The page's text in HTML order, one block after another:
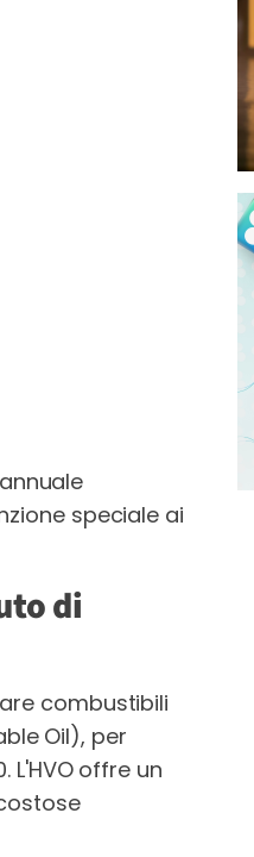
speciale ai
di
combustibili
Oil), per
L'HVO offre un